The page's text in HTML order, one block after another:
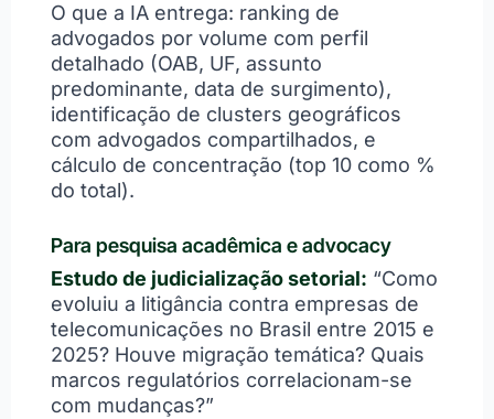
O que a IA entrega: ranking de
advogados por volume com perfil
detalhado (OAB, UF, assunto
predominante, data de surgimento),
identificação de clusters geográficos
com advogados compartilhados, e
cálculo de concentração (top 10 como %
do total).
Para pesquisa acadêmica e advocacy
Estudo de judicialização setorial: “Como
evoluiu a litigância contra empresas de
telecomunicações no Brasil entre 2015 e
2025? Houve migração temática? Quais
marcos regulatórios correlacionam-se
com mudanças?”